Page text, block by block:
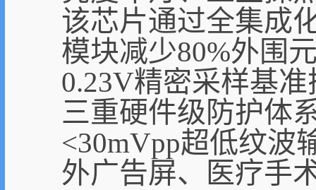
该芯片通过全集成
模块减少80%外围
0.23V精密采样基
三重硬件级防护体
<30mVpp超低纹波
外广告屏、医疗手